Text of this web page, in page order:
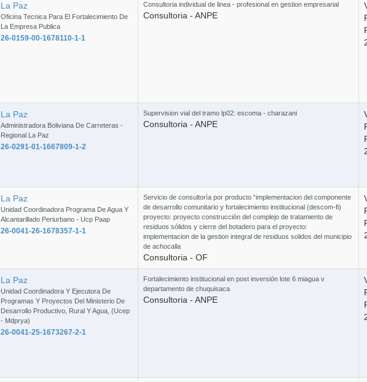
3
Curso
La Paz
Oficina Tecnica Para El Fortalecimiento De
La Empresa Publica
26-0159-00-1678110-1-1
Consultoria individual de linea - profesional en gestion empresarial
Consultoria - ANPE
La Paz
Administradora Boliviana De Carreteras -
Regional La Paz
26-0291-01-1667809-1-2
Supervision vial del tramo lp02: escoma - charazani
Consultoria - ANPE
La Paz
Unidad Coordinadora Programa De Agua Y
Alcantarillado Periurbano - Ucp Paap
26-0041-26-1678357-1-1
Servicio de consultoría por producto “implementacion del componente
de desarrollo comunitario y fortalecimiento institucional (descom-fi)
proyecto: proyecto construcción del complejo de tratamiento de
residuos sólidos y cierre del botadero para el proyecto:
implementacion de la gestion integral de residuos solidos del municipio
de achocalla
Consultoria - OF
La Paz
Unidad Coordinadora Y Ejecutora De
Programas Y Proyectos Del Ministerio De
Desarrollo Productivo, Rural Y Agua, (Ucep
- Mdprya)
26-0041-25-1673267-2-1
Fortalecimiento institucional en post inversión lote 6 miagua v
departamento de chuquisaca
Consultoria - ANPE